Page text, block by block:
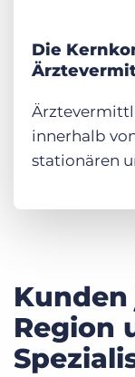
Die
innerhalb
stationären
Kunden
Region